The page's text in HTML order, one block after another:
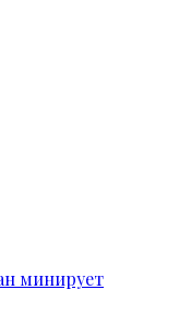
минирует